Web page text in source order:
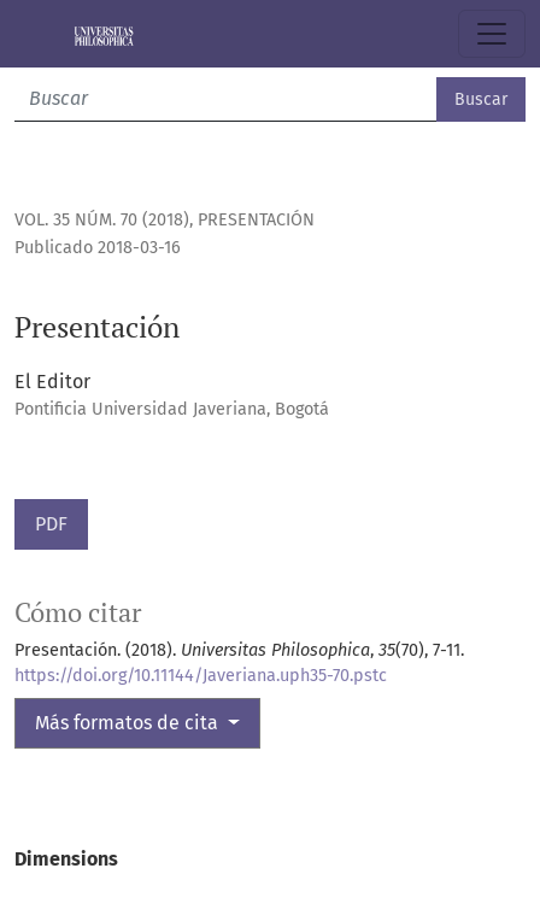
Buscar
VOL. 35 NÚM. 70 (2018), PRESENTACIÓN
Presentación
Publicado 2018-03-16
El Editor
Pontificia Universidad Javeriana, Bogotá
PDF
Cómo citar
Presentación. (2018). Universitas Philosophica, 35(70), 7-11.
https://doi.org/10.11144/Javeriana.uph35-70.pstc
Más formatos de cita
Dimensions